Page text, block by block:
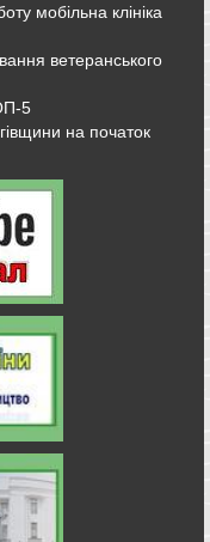
мобільна клініка
ветеранського
5
на початок